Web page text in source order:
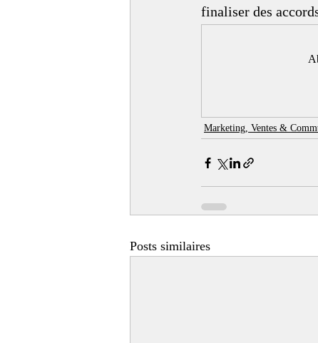
finaliser des
Marketing, Ventes &
Posts similaires